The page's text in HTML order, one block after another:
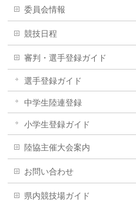
委員会情報
競技日程
審判・選手登録ガイド
選手登録ガイド
中学生陸連登録
小学生登録ガイド
陸協主催大会案内
お問い合わせ
県内競技場ガイド